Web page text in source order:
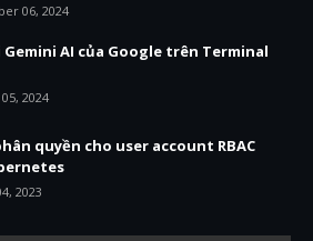
06, 2024
Gemini AI của Google trên Terminal
2024
quyền cho user account RBAC
2023